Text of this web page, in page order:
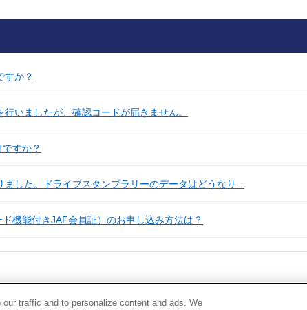
すか？
いましたが、確認コードが届きません。
すか？
した。ドライブスタンプラリーのデータはどうなり...
機能付きJAF会員証）のお申し込み方法は？
traffic and to personalize content and ads. We